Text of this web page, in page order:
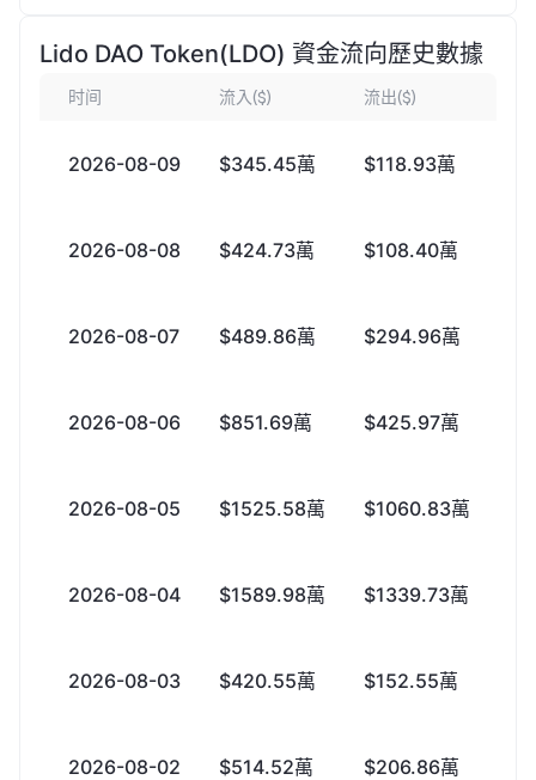
Lido DAO Token(LDO) 資金流向歷史數據
时间 流入($) 流出($)
2026-08-09 $345.45萬 $118.93萬
2026-08-08 $424.73萬 $108.40萬
2026-08-07 $489.86萬 $294.96萬
2026-08-06 $851.69萬 $425.97萬
2026-08-05 $1525.58萬 $1060.83萬
2026-08-04 $1589.98萬 $1339.73萬
2026-08-03 $420.55萬 $152.55萬
2026-08-02 $514.52萬 $206.86萬